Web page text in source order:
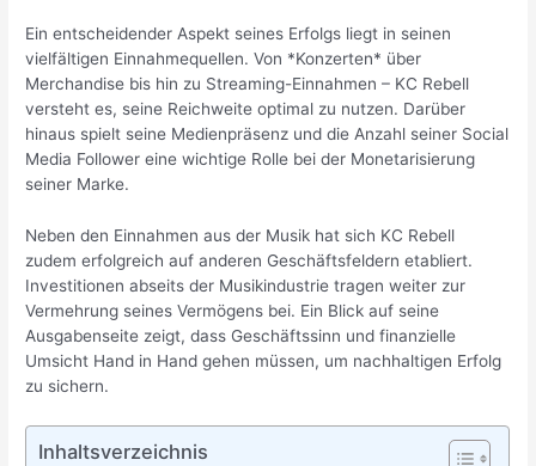
Ein entscheidender Aspekt seines Erfolgs liegt in seinen
vielfältigen Einnahmequellen. Von *Konzerten* über
Merchandise bis hin zu Streaming-Einnahmen – KC Rebell
versteht es, seine Reichweite optimal zu nutzen. Darüber
hinaus spielt seine Medienpräsenz und die Anzahl seiner Social
Media Follower eine wichtige Rolle bei der Monetarisierung
seiner Marke.
Neben den Einnahmen aus der Musik hat sich KC Rebell
zudem erfolgreich auf anderen Geschäftsfeldern etabliert.
Investitionen abseits der Musikindustrie tragen weiter zur
Vermehrung seines Vermögens bei. Ein Blick auf seine
Ausgabenseite zeigt, dass Geschäftssinn und finanzielle
Umsicht Hand in Hand gehen müssen, um nachhaltigen Erfolg
zu sichern.
Inhaltsverzeichnis